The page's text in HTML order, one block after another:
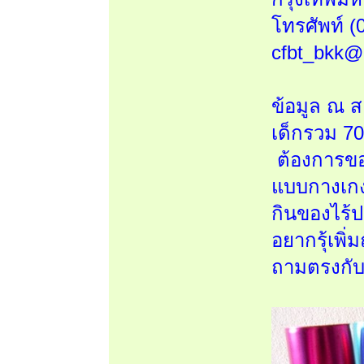
โทรศัพท์
ข้อมูล ณ ส
เด็กรวม
ต้องการ
แบบกางเ
กินของไร้
อยากรุ้เพิ่
ถามตรงกั